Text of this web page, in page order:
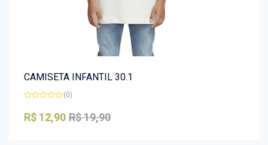
CAMISETA INFANTIL 30.1
0
de
(0)
R$19,90
R$ 12,90